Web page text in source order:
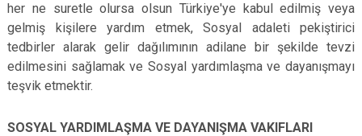
her ne suretle olursa olsun Türkiye'ye kabul edilmiş veya
gelmiş kişilere yardım etmek, Sosyal adaleti pekiştirici
tedbirler alarak gelir dağılımının adilane bir şekilde tevzi
edilmesini sağlamak ve Sosyal yardımlaşma ve dayanışmayı
teşvik etmektir.
SOSYAL YARDIMLAŞMA VE DAYANIŞMA VAKIFLARI